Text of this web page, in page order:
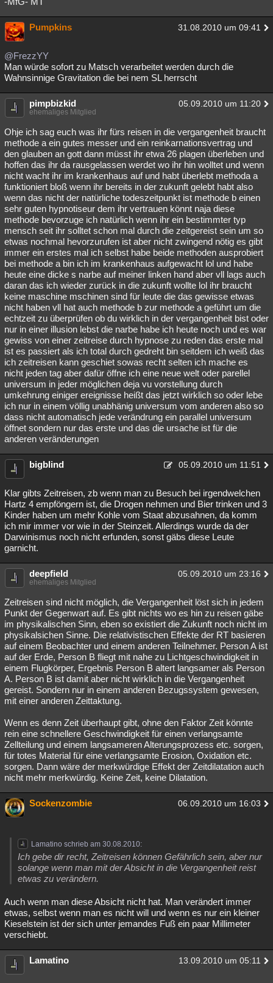
Pumpkins 31.08.2010 um 09:41
@FrezzYY
Man würde sofort zu Matsch verarbeitet werden durch die
Wahnsinnige Gravitation die bei nem SL herrscht
pimpbizkid 05.09.2010 um 11:20
ehemaliges Mitglied
Ohje ich sag euch was ihr fürs reisen in die vergangenheit braucht
methode a ein gutes messer und ein reinkarnationsvertrag und
den glauben an gott dann müsst ihr etwa 26 plagen überleben und
hoffen das ihr da rausgelassen werdet wo ihr hin wolltet und wenn
nicht wacht ihr im krankenhaus auf und habt überlebt methoda a
funktioniert bloß wenn ihr bereits in der zukunft gelebt habt also
wenn das nicht der natürliche todeszeitpunkt ist methode b einen
sehr guten hypnotiseur dem ihr vertrauen könnt naja diese
methode bevorzuge ich natürlich wenn ihr ein bestimmter typ
mensch seit ihr solltet schon mal durch die zeitgereist sein um so
etwas nochmal hevorzurufen ist aber nicht zwingend nötig es gibt
immer ein erstes mal ich selbst habe beide methoden ausprobiert
bei methode a bin ich im krankenhaus aufgewacht lol und habe
heute eine dicke s narbe auf meiner linken hand aber vll lags auch
daran das ich wieder zurück in die zukunft wollte lol ihr braucht
keine maschine mschinen sind für leute die das gewisse etwas
nicht haben vll hat auch methode b zur methode a geführt um die
echtzeit zu überprüfen ob du wirklich in der vergangenheit bist oder
nur in einer illusion lebst die narbe habe ich heute noch und es war
gewiss von einer zeitreise durch hypnose zu reden das erste mal
ist es passiert als ich total durch gedreht bin seitdem ich weiß das
ich zeitreisen kann geschiet sowas recht selten ich mache es
nicht jeden tag aber dafür öffne ich eine neue welt oder parellel
universum in jeder möglichen deja vu vorstellung durch
umkehrung einiger ereignisse heißt das jetzt wirklich so oder lebe
ich nur in einem völlig unabhänig universum vom anderen also so
dass nicht automatisch jede verändrung ein parallel universum
öffnet sondern nur das erste und das die ursache ist für die
anderen veränderungen
bigblind 05.09.2010 um 11:51
Klar gibts Zeitreisen, zb wenn man zu Besuch bei irgendwelchen
Hartz 4 empföngern ist, die Drogen nehmen und Bier trinken und 3
Kinder haben um mehr Kohle vom Staat abzusahnen, da komm
ich mir immer vor wie in der Steinzeit. Allerdings wurde da der
Darwinismus noch nicht erfunden, sonst gäbs diese Leute
garnicht.
deepfield 05.09.2010 um 23:16
ehemaliges Mitglied
Zeitreisen sind nicht möglich, die Vergangenheit löst sich in jedem
Punkt der Gegenwart auf. Es gibt nichts wo es hin zu reisen gäbe
im physikalischen Sinn, eben so existiert die Zukunft noch nicht im
physikalsichen Sinne. Die relativistischen Effekte der RT basieren
auf einem Beobachter und einem anderen Teilnehmer. Person A ist
auf der Erde, Person B fliegt mit nahe zu Lichtgeschwindigkeit in
einem Flugkörper, Ergebnis Person B altert langsamer als Person
A. Person B ist damit aber nicht wirklich in die Vergangenheit
gereist. Sondern nur in einem anderen Bezugssystem gewesen,
mit einer anderen Zeittaktung.
Wenn es denn Zeit überhaupt gibt, ohne den Faktor Zeit könnte
rein eine schnellere Geschwindigkeit für einen verlangsamte
Zellteilung und einem langsameren Alterungsprozess etc. sorgen,
für totes Material für eine verlangsamte Erosion, Oxidation etc.
sorgen. Dann wäre der merkwürdige Effekt der Zeitdilatation auch
nicht mehr merkwürdig. Keine Zeit, keine Dilatation.
Sockenzombie 06.09.2010 um 16:03
Lamatino schrieb am 30.08.2010:
Ich gebe dir recht, Zeitreisen können Gefährlich sein, aber nur
solange wenn man mit der Absicht in die Vergangenheit reist
etwas zu verändern.
Auch wenn man diese Absicht nicht hat. Man verändert immer
etwas, selbst wenn man es nicht will und wenn es nur ein kleiner
Kieselstein ist der sich unter jemandes Fuß ein paar Millimeter
verschiebt.
Lamatino 13.09.2010 um 05:11